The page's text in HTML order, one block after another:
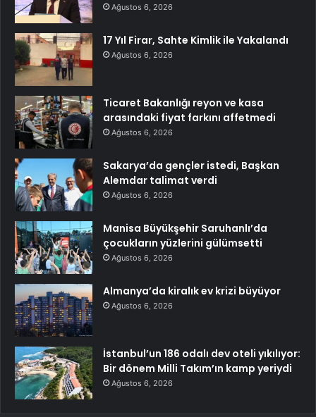
Ağustos 6, 2026
17 Yıl Firar, Sahte Kimlik ile Yakalandı
Ağustos 6, 2026
Ticaret Bakanlığı reyon ve kasa
arasındaki fiyat farkını affetmedi
Ağustos 6, 2026
Sakarya’da gençler istedi, Başkan
Alemdar talimat verdi
Ağustos 6, 2026
Manisa Büyükşehir Saruhanlı’da
çocukların yüzlerini gülümsetti
Ağustos 6, 2026
Almanya’da kiralık ev krizi büyüyor
Ağustos 6, 2026
İstanbul’un 186 odalı dev oteli yıkılıyor:
Bir dönem Milli Takım’ın kamp yeriydi
Ağustos 6, 2026